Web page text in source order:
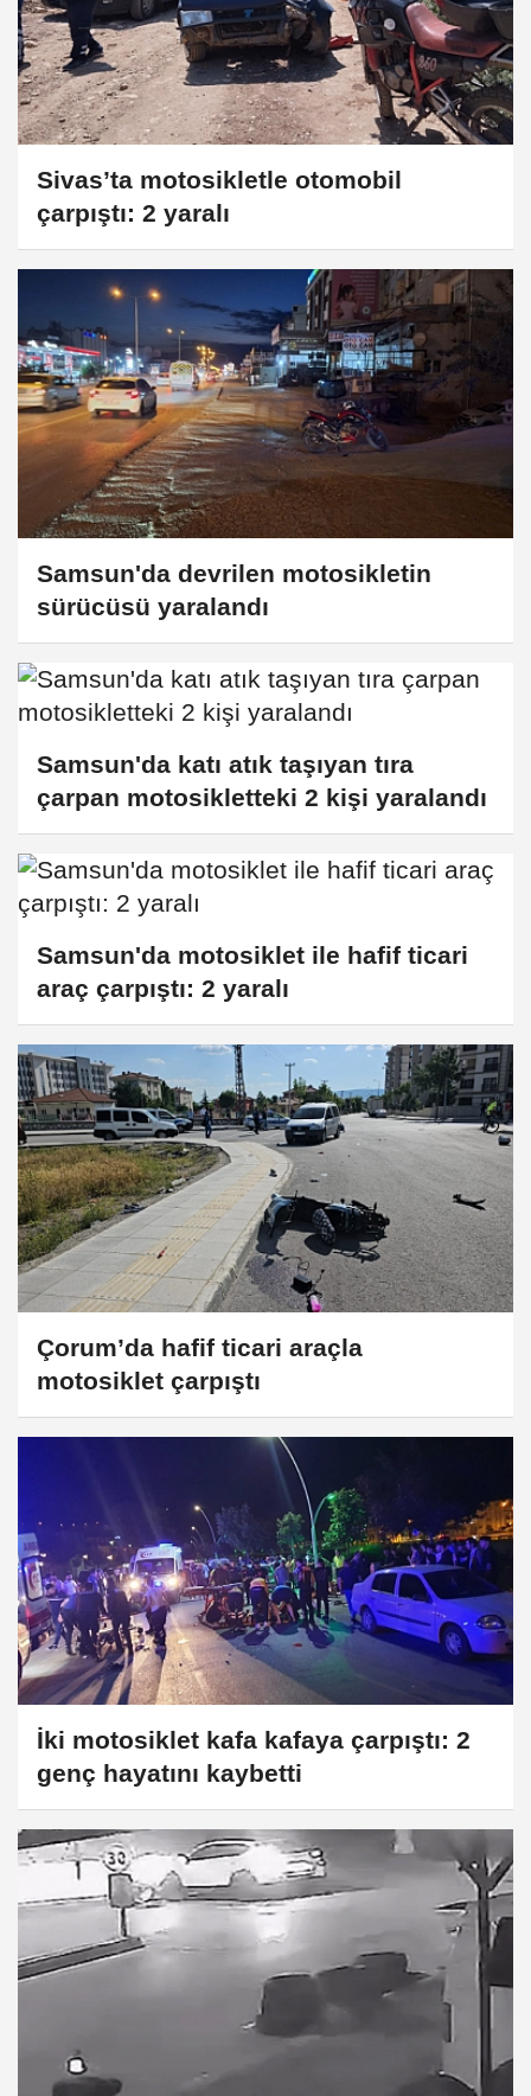
Sivas’ta motosikletle otomobil
çarpıştı: 2 yaralı
Samsun'da devrilen motosikletin
sürücüsü yaralandı
Samsun'da katı atık taşıyan tıra
çarpan motosikletteki 2 kişi yaralandı
Samsun'da motosiklet ile hafif ticari
araç çarpıştı: 2 yaralı
Çorum’da hafif ticari araçla
motosiklet çarpıştı
İki motosiklet kafa kafaya çarpıştı: 2
genç hayatını kaybetti